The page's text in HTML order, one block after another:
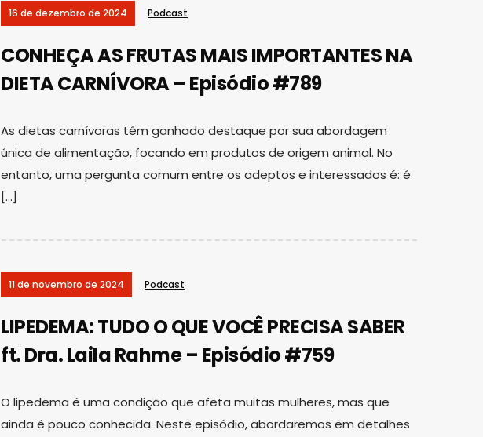
16 de dezembro de 2024 Podcast
CONHEÇA AS FRUTAS MAIS IMPORTANTES NA
DIETA CARNÍVORA – Episódio #789
As dietas carnívoras têm ganhado destaque por sua abordagem
única de alimentação, focando em produtos de origem animal. No
entanto, uma pergunta comum entre os adeptos e interessados é: é
[…]
11 de novembro de 2024 Podcast
LIPEDEMA: TUDO O QUE VOCÊ PRECISA SABER
ft. Dra. Laila Rahme – Episódio #759
O lipedema é uma condição que afeta muitas mulheres, mas que
ainda é pouco conhecida. Neste episódio, abordaremos em detalhes